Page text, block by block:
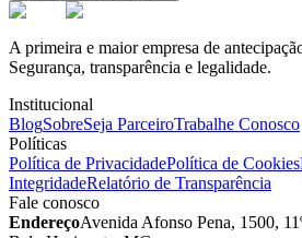
A primeira e maior empresa de
Segurança, transparência e legalidade.
Institucional
BlogSobreSeja ParceiroTrabalhe Conosco
Políticas
Política de PrivacidadePolítica de Cookies
IntegridadeRelatório de Transparência
Fale conosco
EndereçoAvenida Afonso Pena, 1500,